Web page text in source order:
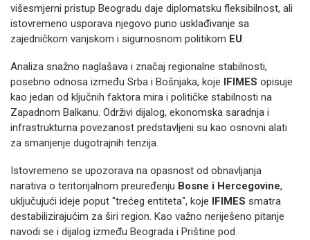
višesmjerni pristup Beogradu daje diplomatsku fleksibilnost, ali
istovremeno usporava njegovo puno usklađivanje sa
zajedničkom vanjskom i sigurnosnom politikom EU.
Analiza snažno naglašava i značaj regionalne stabilnosti,
posebno odnosa između Srba i Bošnjaka, koje IFIMES opisuje
kao jedan od ključnih faktora mira i političke stabilnosti na
Zapadnom Balkanu. Održivi dijalog, ekonomska saradnja i
infrastrukturna povezanost predstavljeni su kao osnovni alati
za smanjenje dugotrajnih tenzija.
Istovremeno se upozorava na opasnost od obnavljanja
narativa o teritorijalnom preuređenju Bosne i Hercegovine,
uključujući ideje poput "trećeg entiteta", koje IFIMES smatra
destabilizirajućim za širi region. Kao važno neriješeno pitanje
navodi se i dijalog između Beograda i Prištine pod